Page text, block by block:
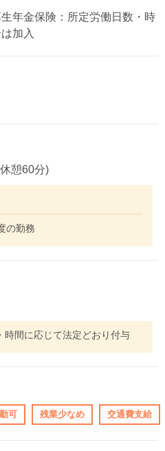
年金保険：所定労働日数・時
加入
憩60分)
の勤務
間に応じて法定どおり付与
可 残業少なめ 交通費支給